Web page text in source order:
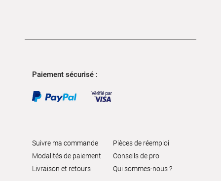
Paiement sécurisé :
Suivre ma commande
Modalités de paiement
Livraison et retours
Pièces de réemploi
Conseils de pro
Qui sommes-nous ?